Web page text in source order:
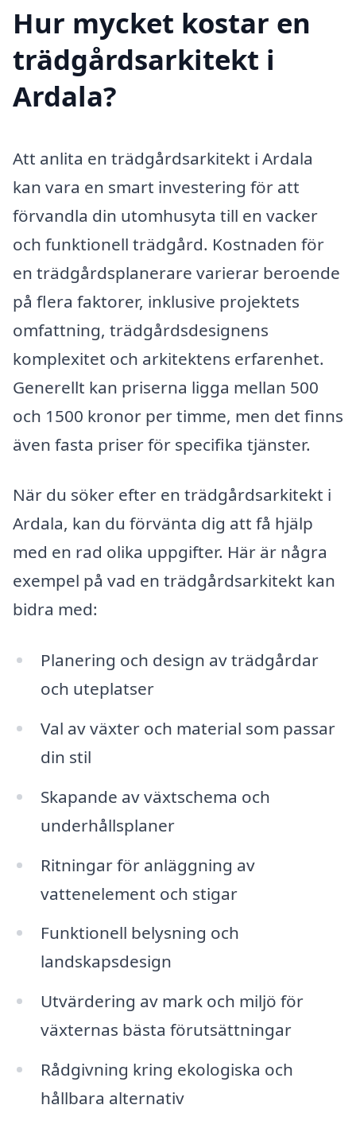
Hur mycket kostar en
trädgårdsarkitekt i
Ardala?
Att anlita en trädgårdsarkitekt i Ardala
kan vara en smart investering för att
förvandla din utomhusyta till en vacker
och funktionell trädgård. Kostnaden för
en trädgårdsplanerare varierar beroende
på flera faktorer, inklusive projektets
omfattning, trädgårdsdesignens
komplexitet och arkitektens erfarenhet.
Generellt kan priserna ligga mellan 500
och 1500 kronor per timme, men det finns
även fasta priser för specifika tjänster.
När du söker efter en trädgårdsarkitekt i
Ardala, kan du förvänta dig att få hjälp
med en rad olika uppgifter. Här är några
exempel på vad en trädgårdsarkitekt kan
bidra med:
Planering och design av trädgårdar
och uteplatser
Val av växter och material som passar
din stil
Skapande av växtschema och
underhållsplaner
Ritningar för anläggning av
vattenelement och stigar
Funktionell belysning och
landskapsdesign
Utvärdering av mark och miljö för
växternas bästa förutsättningar
Rådgivning kring ekologiska och
hållbara alternativ